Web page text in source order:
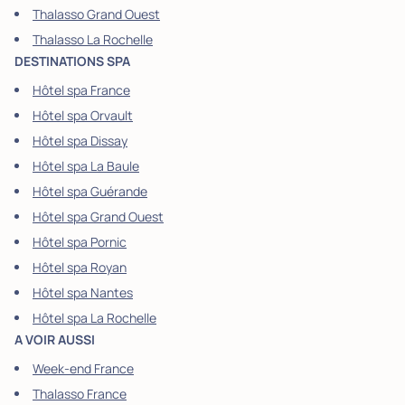
Thalasso Grand Ouest
Thalasso La Rochelle
DESTINATIONS SPA
Hôtel spa France
Hôtel spa Orvault
Hôtel spa Dissay
Hôtel spa La Baule
Hôtel spa Guérande
Hôtel spa Grand Ouest
Hôtel spa Pornic
Hôtel spa Royan
Hôtel spa Nantes
Hôtel spa La Rochelle
A VOIR AUSSI
Week-end France
Thalasso France